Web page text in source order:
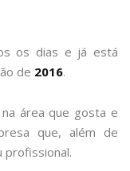
os dias e já está
de 2016.
área que gosta e
que, além de
profissional.